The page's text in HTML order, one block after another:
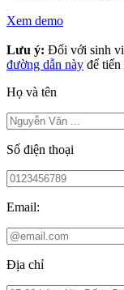
Xem demo
Lưu ý: Đối với sinh
đường dẫn này để tiến
Họ và tên
Số điện thoại
Email:
Địa chỉ